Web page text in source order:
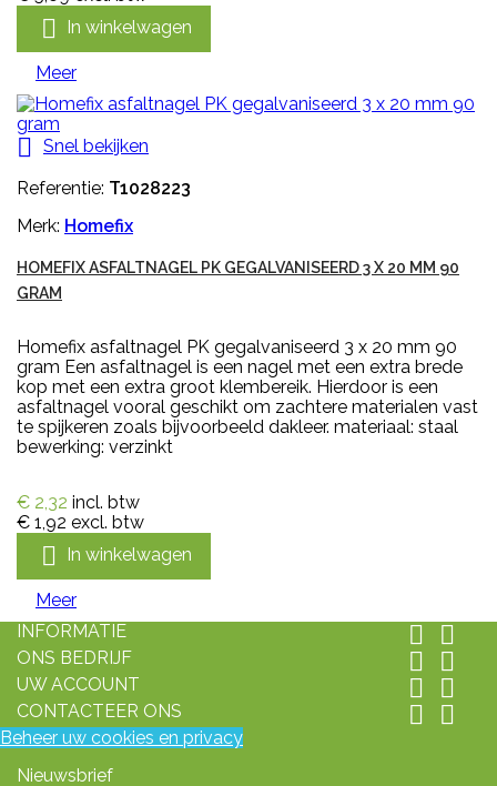
 In winkelwagen
Meer
 Snel bekijken
Referentie: T1028223
Merk: Homefix
HOMEFIX ASFALTNAGEL PK GEGALVANISEERD 3 X 20 MM 90
GRAM
Homefix asfaltnagel PK gegalvaniseerd 3 x 20 mm 90
gram Een asfaltnagel is een nagel met een extra brede
kop met een extra groot klembereik. Hierdoor is een
asfaltnagel vooral geschikt om zachtere materialen vast
te spijkeren zoals bijvoorbeeld dakleer. materiaal: staal
bewerking: verzinkt
€ 2,32 incl. btw
€ 1,92 excl. btw
 In winkelwagen
Meer
INFORMATIE
 
ONS BEDRIJF  
UW ACCOUNT  
CONTACTEER ONS  
Beheer uw cookies en privacy
Nieuwsbrief